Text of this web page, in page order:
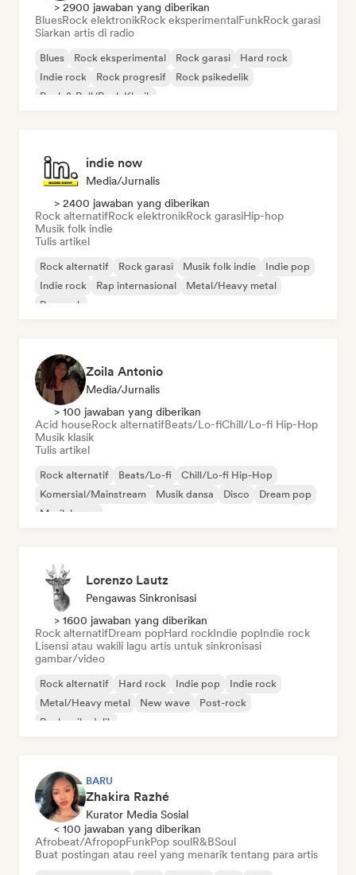
> 2900 jawaban yang diberikan
BluesRock elektronikRock eksperimentalFunkRock garasi
Siarkan artis di radio
Blues Rock eksperimental Rock garasi
Hard rock
Indie rock
Rock progresif
Rock psikedelik
Rock & Roll/Rock Klasik
indie now
Media/Jurnalis
> 2400 jawaban yang diberikan
Rock alternatifRock elektronikRock garasiHip-hop
Musik folk indie
Tulis artikel
Rock alternatif Rock garasi Musik folk indie
Indie pop
Indie rock
Rap internasional
Metal/Heavy metal
Pop rock
Zoila Antonio
Media/Jurnalis
> 100 jawaban yang diberikan
Acid houseRock alternatifBeats/Lo-fiChill/Lo-fi Hip-Hop
Musik klasik
Tulis artikel
Rock alternatif Beats/Lo-fi
Chill/Lo-fi Hip-Hop
Komersial/Mainstream
Musik dansa Disco
Dream pop
Musik house
Lorenzo Lautz
Pengawas Sinkronisasi
> 1600 jawaban yang diberikan
Rock alternatifDream popHard rockIndie popIndie rock
Lisensi atau wakili lagu artis untuk sinkronisasi
gambar/video
Rock alternatif Hard rock Indie pop
Indie rock
Metal/Heavy metal
New wave
Post-rock
Rock psikedelik
BARU
Zhakira Razhé
Kurator Media Sosial
< 100 jawaban yang diberikan
Afrobeat/AfropopFunkPop soulR&BSoul
Buat postingan atau reel yang menarik tentang para artis